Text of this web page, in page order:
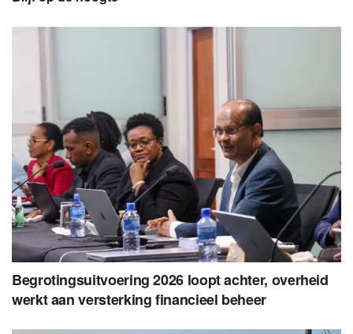
Begrotingsuitvoering 2026 loopt achter, overheid
werkt aan versterking financieel beheer